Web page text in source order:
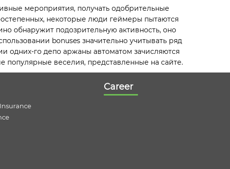
мероприятия, получать одобрительные
некоторые люди геймеры пытаются
обнаружит подозрительную активность, оно
bonuses значительно учитывать ряд
одних-го депо аржаны автоматом зачисляются
популярные веселия, представленные на сайте.
Career